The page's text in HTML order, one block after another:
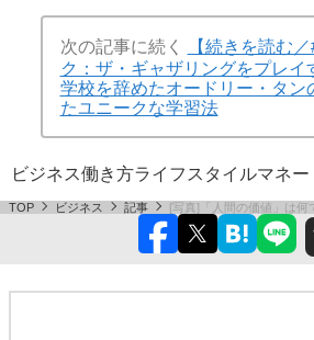
次の記事に続く
【続きを読む
ク：ザ・ギャザリングをプレイ
学校を辞めたオードリー・タン
たユニークな学習法
ビジネス働き方ライフスタイルマネー
TOP ビジネス 記事 [写真]「人間の価値」は